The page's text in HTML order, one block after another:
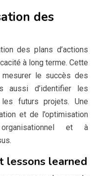
des
des plans d’actions
à long terme. Cette
le succès des
aussi d’identifier les
les futurs projets. Une
et de l’optimisation
et à
lessons learned